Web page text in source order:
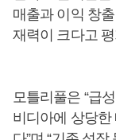
매출과 이익 창
재력이 크다고
모틀리풀은 “급
비디아에 상당한